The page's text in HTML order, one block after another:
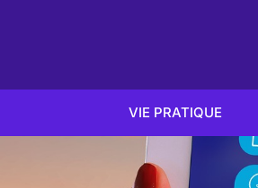
VIE PRATIQUE